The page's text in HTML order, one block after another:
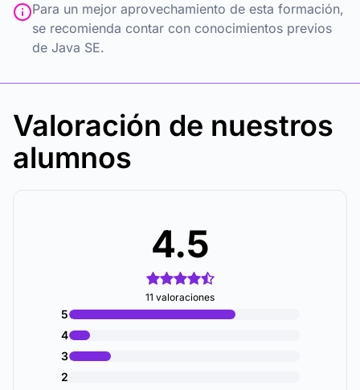
Para un mejor aprovechamiento de esta formación,
se recomienda contar con conocimientos previos
de Java SE.
Valoración de nuestros
alumnos
4.5
11 valoraciones
5
4
3
2